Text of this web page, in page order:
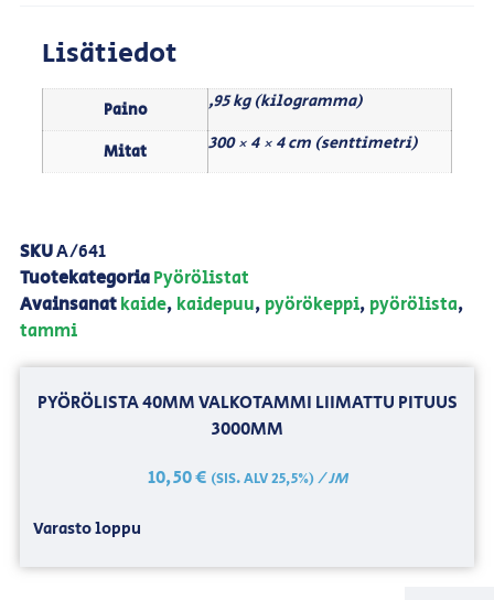
Lisätiedot
Paino ,95 kg (kilogramma)
Mitat 300 × 4 × 4 cm (senttimetri)
SKUA/641
TuotekategoriaPyörölistat
Avainsanatkaide, kaidepuu, pyörökeppi, pyörölista,
tammi
PYÖRÖLISTA 40MM VALKOTAMMI LIIMATTU PITUUS
3000MM
10,50€ (SIS. ALV 25,5%)/ JM
Varasto loppu